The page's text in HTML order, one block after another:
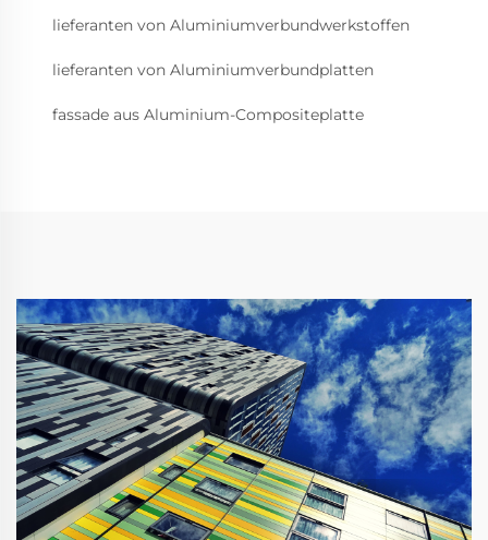
lieferanten von Aluminiumverbundwerkstoffen
lieferanten von Aluminiumverbundplatten
fassade aus Aluminium-Compositeplatte